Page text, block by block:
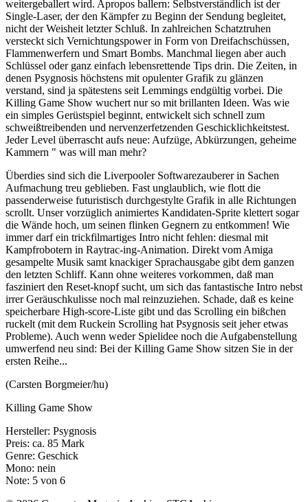
weitergeballert wird. Apropos ballern: Selbstverständlich ist der
Single-Laser, der den Kämpfer zu Beginn der Sendung begleitet,
nicht der Weisheit letzter Schluß. In zahlreichen Schatztruhen
versteckt sich Vernichtungspower in Form von Dreifachschüssen,
Flammenwerfern und Smart Bombs. Manchmal liegen aber auch
Schlüssel oder ganz einfach lebensrettende Tips drin. Die Zeiten, in
denen Psygnosis höchstens mit opulenter Grafik zu glänzen
verstand, sind ja spätestens seit Lemmings endgültig vorbei. Die
Killing Game Show wuchert nur so mit brillanten Ideen. Was wie
ein simples Gerüstspiel beginnt, entwickelt sich schnell zum
schweißtreibenden und nervenzerfetzenden Geschicklichkeitstest.
Jeder Level überrascht aufs neue: Aufzüge, Abkürzungen, geheime
Kammern " was will man mehr?
Überdies sind sich die Liverpooler Softwarezauberer in Sachen
Aufmachung treu geblieben. Fast unglaublich, wie flott die
passenderweise futuristisch durchgestylte Grafik in alle Richtungen
scrollt. Unser vorzüglich animiertes Kandidaten-Sprite klettert sogar
die Wände hoch, um seinen flinken Gegnern zu entkommen! Wie
immer darf ein trickfilmartiges Intro nicht fehlen: diesmal mit
Kampfrobotern in Raytrac-ing-Animation. Direkt vom Amiga
gesampelte Musik samt knackiger Sprachausgabe gibt dem ganzen
den letzten Schliff. Kann ohne weiteres vorkommen, daß man
fasziniert den Reset-knopf sucht, um sich das fantastische Intro nebst
irrer Geräuschkulisse noch mal reinzuziehen. Schade, daß es keine
speicherbare High-score-Liste gibt und das Scrolling ein bißchen
ruckelt (mit dem Ruckein Scrolling hat Psygnosis seit jeher etwas
Probleme). Auch wenn weder Spielidee noch die Aufgabenstellung
umwerfend neu sind: Bei der Killing Game Show sitzen Sie in der
ersten Reihe...
(Carsten Borgmeier/hu)
Killing Game Show
Hersteller: Psygnosis
Preis: ca. 85 Mark
Genre: Geschick
Mono: nein
Note: 5 von 6